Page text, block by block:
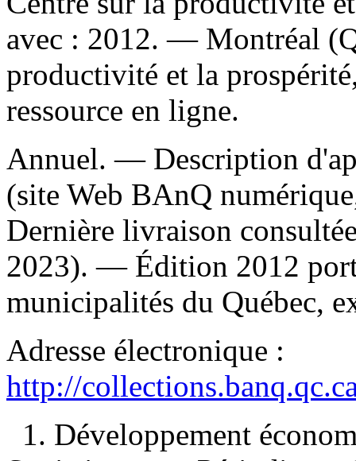
avec : 2012. — Montréal
productivité et la
ressource en ligne.
Annuel. — Description
(site Web BAnQ
Dernière livraison
2023). — Édition 2012
municipalités du Québec,
Adresse électronique :
http://
1. Développement